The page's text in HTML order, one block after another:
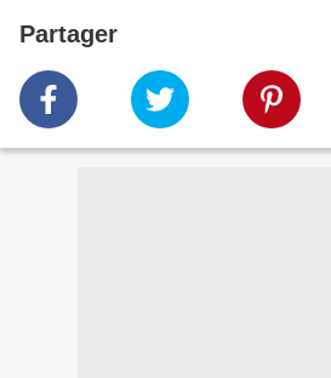
Partager